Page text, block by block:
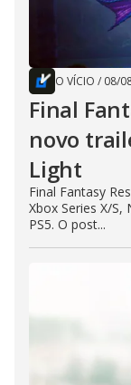
O VÍCIO / 08/
Final
novo
Light
Final Fantasy
Xbox Series X/
PS5. O post...